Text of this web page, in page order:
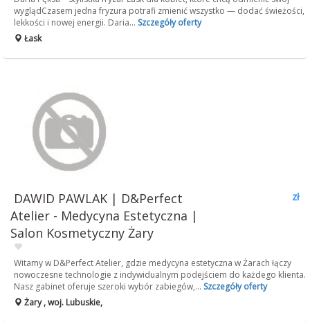
wyglądCzasem jedna fryzura potrafi zmienić wszystko — dodać świeżości,
lekkości i nowej energii. Daria... Szczegóły oferty
Łask
DAWID PAWLAK | D&Perfect
Atelier - Medycyna Estetyczna |
Salon Kosmetyczny Żary
zł
Witamy w D&Perfect Atelier, gdzie medycyna estetyczna w Żarach łączy
nowoczesne technologie z indywidualnym podejściem do każdego klienta.
Nasz gabinet oferuje szeroki wybór zabiegów,... Szczegóły oferty
Żary , woj. Lubuskie,